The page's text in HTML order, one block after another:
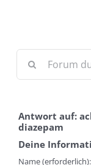
Antwort auf:
diazepam
Deine
Name (erforderlich):